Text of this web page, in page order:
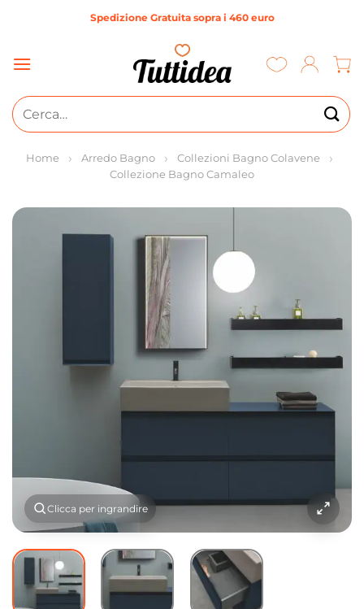
Spedizione Gratuita sopra i 460 euro
Cerca:
Home Arredo Bagno
Collezioni Bagno Colavene
Collezione Bagno Camaleo
Clicca per ingrandire